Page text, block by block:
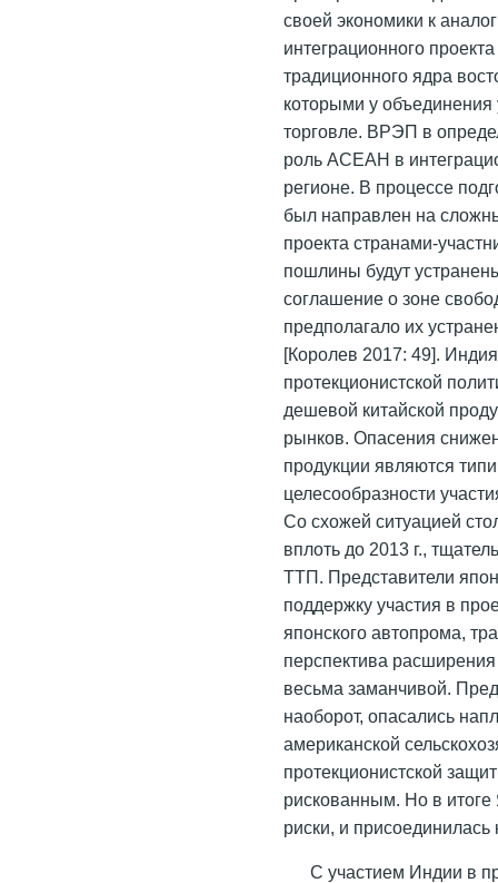
своей экономики к
интеграционного
традиционного ядра
которыми у
торговле. ВРЭП в
роль АСЕАН в
регионе. В процессе
был направлен на
проекта странами-
пошлины будут
соглашение о зоне
предполагало их
[Королев 2017: 49].
протекционистской
дешевой китайской
рынков. Опасения
продукции являются
целесообразности
Со схожей ситуацией
вплоть до 2013 г.,
ТТП. Представители
поддержку участия в
японского автопрома,
перспектива
весьма заманчивой.
наоборот, опасались
американской
протекционистской
рискованным. Но в
риски, и
С участием Индии в